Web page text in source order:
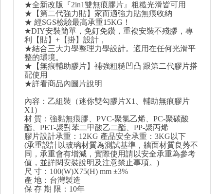
★全新改版『2in1雙無痕膠片』粗糙光滑皆可用
★【第二代強力貼】家而適強力貼無痕收納
★ 經SGS檢驗最高承重15KG！
★DIY安裝簡單，免釘免鑽，重複安裝不殘膠，專
利【貼】+【掛】設計，
★結合三大力學整理力學設計。適用在任何光滑平
整的環境。
★【無痕輔助膠片】補強粗糙凹凸 跟第二代膠片搭
配使用
★詳看商品內圖片說明
內容：乙組裝（迷你雙勾膠片X1、輔助無痕膠片
X1）
材 質：強黏無痕膠、PVC-聚氯乙烯、PC-聚碳酸
酯、PET-聚對苯二甲酸乙二酯、PP-聚丙烯
膠片設計承重：12KG 產品安全承重：3KG以下
(承重設計以玻璃材質為測試基準，牆面材質良莠不
同，承重會有增減，實際使用請以安全承重為參考
值，並詳閱安裝說明及注意禁止事項。)
尺 寸：100(W)X75(H) mm ±3%
產 地：台灣製造
保 存 期 限：10年